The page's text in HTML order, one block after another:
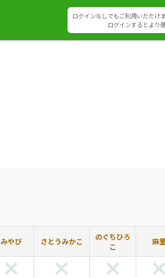
ログインなしでもご利用いただけま
ログインするとより
みやび さとうみかこ
のぐちひろ
こ
麻里